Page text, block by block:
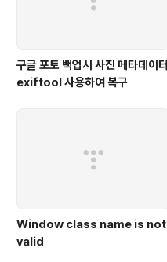
구글 포토 백업시 사진 메타데이터
exiftool 사용하여 복구
Window class name is not
valid